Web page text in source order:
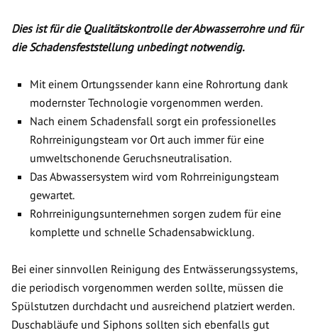
Dies ist für die Qualitätskontrolle der Abwasserrohre und für
die Schadensfeststellung unbedingt notwendig.
Mit einem Ortungssender kann eine Rohrortung dank
modernster Technologie vorgenommen werden.
Nach einem Schadensfall sorgt ein professionelles
Rohrreinigungsteam vor Ort auch immer für eine
umweltschonende Geruchsneutralisation.
Das Abwassersystem wird vom Rohrreinigungsteam
gewartet.
Rohrreinigungsunternehmen sorgen zudem für eine
komplette und schnelle Schadensabwicklung.
Bei einer sinnvollen Reinigung des Entwässerungssystems,
die periodisch vorgenommen werden sollte, müssen die
Spülstutzen durchdacht und ausreichend platziert werden.
Duschabläufe und Siphons sollten sich ebenfalls gut